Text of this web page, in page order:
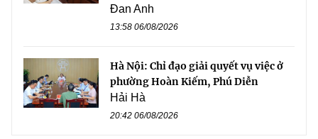
Đan Anh
13:58 06/08/2026
Hà Nội: Chỉ đạo giải quyết vụ việc ở
phường Hoàn Kiếm, Phú Diễn
Hải Hà
20:42 06/08/2026